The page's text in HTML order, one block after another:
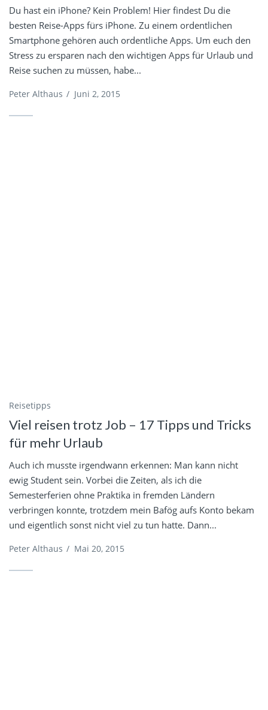
Du hast ein iPhone? Kein Problem! Hier findest Du die
besten Reise-Apps fürs iPhone. Zu einem ordentlichen
Smartphone gehören auch ordentliche Apps. Um euch den
Stress zu ersparen nach den wichtigen Apps für Urlaub und
Reise suchen zu müssen, habe...
Peter Althaus / Juni 2, 2015
Reisetipps
Viel reisen trotz Job – 17 Tipps und Tricks
für mehr Urlaub
Auch ich musste irgendwann erkennen: Man kann nicht
ewig Student sein. Vorbei die Zeiten, als ich die
Semesterferien ohne Praktika in fremden Ländern
verbringen konnte, trotzdem mein Bafög aufs Konto bekam
und eigentlich sonst nicht viel zu tun hatte. Dann...
Peter Althaus / Mai 20, 2015